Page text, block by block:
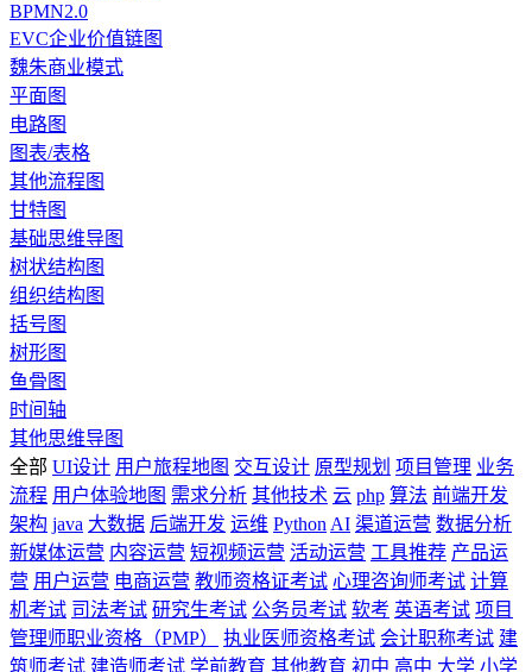
BPMN2.0
EVC企业价值链图
魏朱商业模式
平面图
电路图
图表/表格
其他流程图
甘特图
基础思维导图
树状结构图
组织结构图
括号图
树形图
鱼骨图
时间轴
其他思维导图
全部 UI设计 用户旅程地图 交互设计 原型规划 项目管理 业务
流程 用户体验地图 需求分析 其他技术 云 php 算法 前端开发
架构 java 大数据 后端开发 运维 Python AI 渠道运营 数据分析
新媒体运营 内容运营 短视频运营 活动运营 工具推荐 产品运
营 用户运营 电商运营 教师资格证考试 心理咨询师考试 计算
机考试 司法考试 研究生考试 公务员考试 软考 英语考试 项目
管理师职业资格（PMP）
执业医师资格考试 会计职称考试 建
筑师考试 建造师考试 学前教育 其他教育 初中 高中 大学 小学